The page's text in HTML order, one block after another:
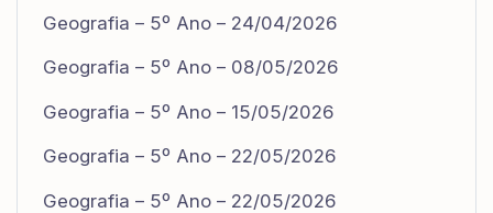
Geografia – 5º Ano – 24/04/2026
Geografia – 5º Ano – 08/05/2026
Geografia – 5º Ano – 15/05/2026
Geografia – 5º Ano – 22/05/2026
Geografia – 5º Ano – 22/05/2026